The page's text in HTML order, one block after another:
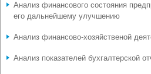
Анализ финансового состояния
его дальнейшему улучшению
Анализ финансово-хозяйственой
Анализ показателей бухгалтерской